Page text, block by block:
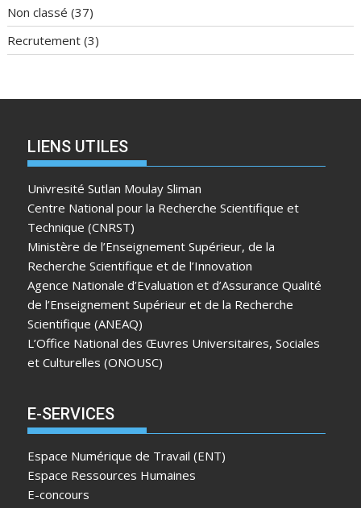
Non classé (37)
Recrutement (3)
LIENS UTILES
Univresité Sutlan Moulay Sliman
Centre National pour la Recherche Scientifique et
Technique (CNRST)
Ministère de l’Enseignement Supérieur, de la
Recherche Scientifique et de l’Innovation
Agence Nationale d’Evaluation et d’Assurance Qualité
de l’Enseignement Supérieur et de la Recherche
Scientifique (ANEAQ)
L’Office National des Œuvres Universitaires, Sociales
et Culturelles (ONOUSC)
E-SERVICES
Espace Numérique de Travail (ENT)
Espace Ressources Humaines
E-concours